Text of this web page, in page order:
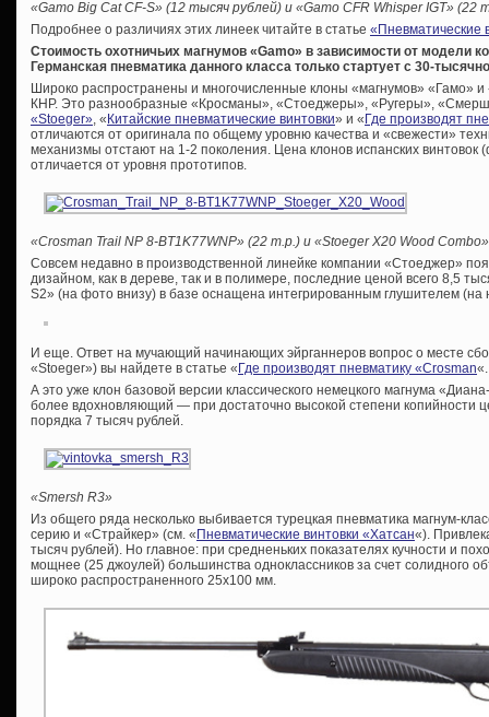
«Gamo Big Cat CF-S» (12 тысяч рублей) и «Gamo CFR Whisper IGT» (22
Подробнее о различиях этих линеек читайте в статье «Пневматические
Стоимость охотничьих магнумов «Gamo» в зависимости от модели
Германская пневматика данного класса только стартует с 30-
Широко распространены и многочисленные клоны «магнумов» «Гамо»
КНР. Это разнообразные «Кросманы», «Стоеджеры», «Ругеры»,
«Stoeger», « Китайские пневматические винтовки» и « Где производят
отличаются от оригинала по общему уровню качества и «свежести»
механизмы отстают на 1-2 поколения. Цена клонов испанских винтовок
отличается от уровня прототипов.
«Crosman Trail NP 8-BT1K77WNP» (22 т.р.) и «Stoeger X20 Wood
Совсем недавно в производственной линейке компании «Стоеджер»
дизайном, как в дереве, так и в полимере, последние ценой всего 8,5
S2» (на фото внизу) в базе оснащена интегрированным глушителем
И еще. Ответ на мучающий начинающих эйрганнеров вопрос о месте
«Stoeger») вы найдете в статье « Где производят пневматику «Crosman«.
А это уже клон базовой версии классического немецкого магнума
более вдохновляющий — при достаточно высокой степени копийности
порядка 7 тысяч рублей.
«Smersh R3»
Из общего ряда несколько выбивается турецкая пневматика магнум-
серию и «Страйкер» (см. « Пневматические винтовки «Хатсан«).
тысяч рублей). Но главное: при средненьких показателях кучности и
мощнее (25 джоулей) большинства одноклассников за счет солидного
широко распространенного 25х100 мм.